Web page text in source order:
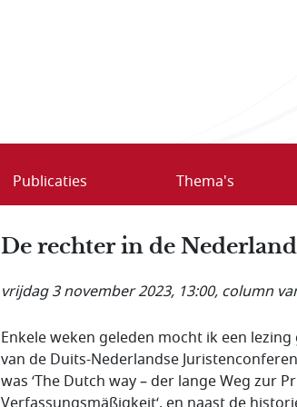
Publicaties Thema's
De rechter in de
vrijdag 3 november 2023, 13:00, column
Enkele weken geleden mocht ik een
van de Duits-Nederlandse
was ‘The Dutch way– der lange Weg zur